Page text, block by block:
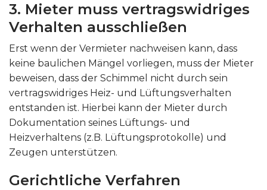
3. Mieter muss vertragswidriges
Verhalten ausschließen
Erst wenn der Vermieter nachweisen kann, dass
keine baulichen Mängel vorliegen, muss der Mieter
beweisen, dass der Schimmel nicht durch sein
vertragswidriges Heiz- und Lüftungsverhalten
entstanden ist. Hierbei kann der Mieter durch
Dokumentation seines Lüftungs- und
Heizverhaltens (z.B. Lüftungsprotokolle) und
Zeugen unterstützen.
Gerichtliche Verfahren